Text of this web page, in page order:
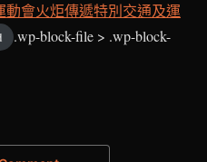
動會火炬傳遞特別交通及運
.wp-block-file > .wp-block-